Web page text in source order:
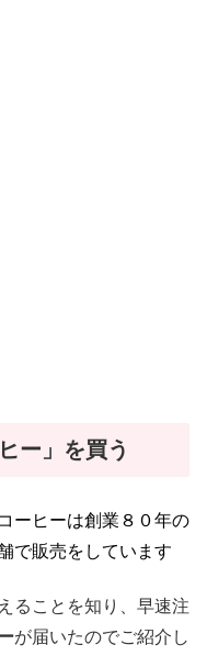
ー」を買う
ーヒーは創業８０年の
で販売をしています
ることを知り、早速注
が届いたのでご紹介し